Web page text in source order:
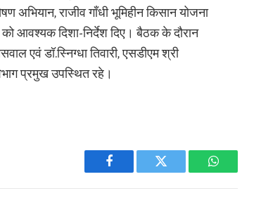
अभियान, राजीव गाँधी भूमिहीन किसान योजना
आवश्यक दिशा-निर्देश दिए। बैठक के दौरान
एवं डॉ.स्निग्धा तिवारी, एसडीएम श्री
प्रमुख उपस्थित रहे।
Facebook Twitter WhatsApp